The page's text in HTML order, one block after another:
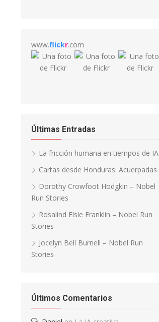
www.flickr.com
Últimas Entradas
La fricción humana en tiempos de IA
Cartas desde Honduras: Acuerpadas
Dorothy Crowfoot Hodgkin – Nobel
Run Stories
Rosalind Elsie Franklin – Nobel Run
Stories
Jocelyn Bell Burnell – Nobel Run
Stories
Últimos Comentarios